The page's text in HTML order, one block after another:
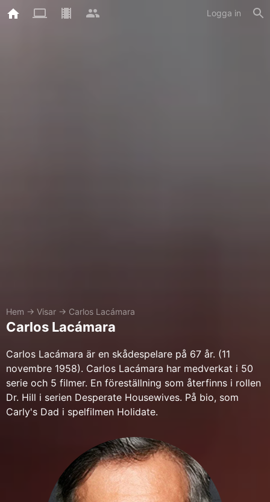
Logga in
Hem → Visar → Carlos Lacámara
Carlos Lacámara
Carlos Lacámara är en skådespelare på 67 år. (11
novembre 1958). Carlos Lacámara har medverkat i 50
serie och 5 filmer. En föreställning som återfinns i rollen
Dr. Hill i serien Desperate Housewives. På bio, som
Carly's Dad i spelfilmen Holidate.